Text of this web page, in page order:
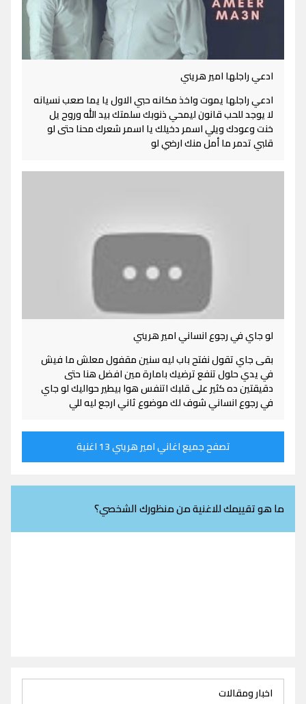
ادعي راجلها امير هريني
ادعي راجلها يموت واخذ مكانه حبي الاول يا يما صعب نسيانه
لا يوجد للحب قانون ليمحي ذنوبك سلمتك بيد الله وروح يل
خنت وعودك ويلي اسمر دخيلك يا اسمر شعرك محنا حتى لو
قلبي تدمر ما أمل منك ارضي لو
لو جاي في رجوع انساني امير هريني
بقى جاي تقول نفتح باب ليه سنين مقفول معلش ما فيش
في يدي حلول تنفع ترضيك بامارة مين افضل هنا حتى
دقيقتين ده كثير على قلبك اتنفس هوا بيطير حواليك لو جاي
في رجوع انساني شوف لك موضوع ثاني ارجع ليه للي
تصفح جميع اغاني امير هريني 13 اغنية
ما هو تقييمك للاغنية من منظورك الشخصي؟
اخبار ومقالات